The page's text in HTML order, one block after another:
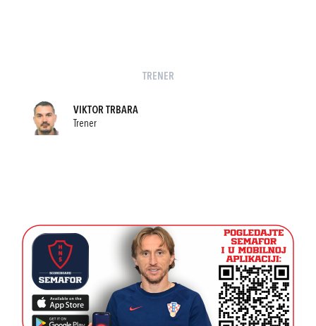
TRENER
VIKTOR TRBARA
Trener